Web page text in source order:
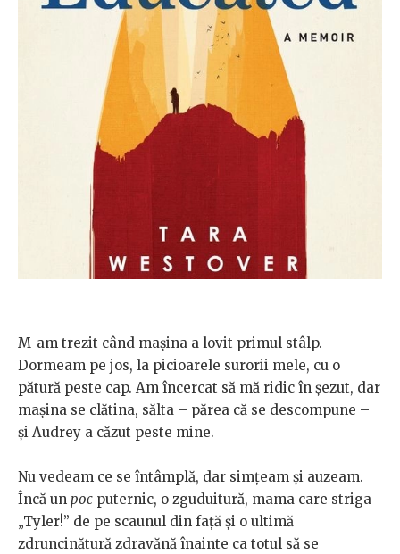
M-am trezit când mașina a lovit primul stâlp.
Dormeam pe jos, la picioarele surorii mele, cu o
pătură peste cap. Am încercat să mă ridic în șezut, dar
mașina se clătina, sălta – părea că se descompune –
și Audrey a căzut peste mine.
Nu vedeam ce se întâmplă, dar simțeam și auzeam.
Încă un poc puternic, o zguduitură, mama care striga
„Tyler!” de pe scaunul din față și o ultimă
zdruncinătură zdravănă înainte ca totul să se